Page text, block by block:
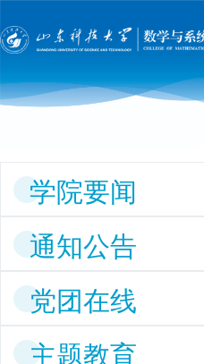
学院要闻
通知公告
党团在线
主题教育